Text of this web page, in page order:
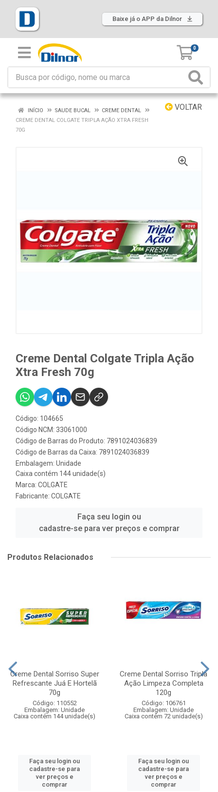
Baixe já o APP da Dilnor
0
VOLTAR
INÍCIO SAUDE BUCAL
CREME DENTAL
CREME DENTAL COLGATE TRIPLA AÇÃO XTRA FRESH
70G
Creme Dental Colgate Tripla Ação
Xtra Fresh 70g
Código: 104665
Código NCM: 33061000
Código de Barras do Produto: 7891024036839
Código de Barras da Caixa: 7891024036839
Embalagem: Unidade
Caixa contém 144 unidade(s)
Marca: COLGATE
Fabricante: COLGATE
Faça seu login ou
cadastre-se para ver preços e comprar
Produtos Relacionados
Creme Dental Sorriso Super
Refrescante Juá E Hortelã
70g
Código: 110552
Embalagem: Unidade
Caixa contém 144 unidade(s)
Faça seu login ou
cadastre-se para
ver preços e
comprar
Creme Dental Sorriso Tripla
Ação Limpeza Completa
120g
Código: 106761
Embalagem: Unidade
Caixa contém 72 unidade(s)
Faça seu login ou
cadastre-se para
ver preços e
comprar